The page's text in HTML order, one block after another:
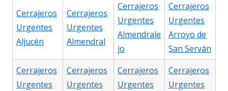
Cerrajeros
Urgentes
Aljucén
Cerrajeros
Urgentes
Almendral
Cerrajeros
Urgentes
Almendrale
jo
Cerrajeros
Urgentes
Arroyo de
San Serván
Cerrajeros
Urgentes
Cerrajeros
Urgentes
Cerrajeros
Urgentes
Cerrajeros
Urgentes